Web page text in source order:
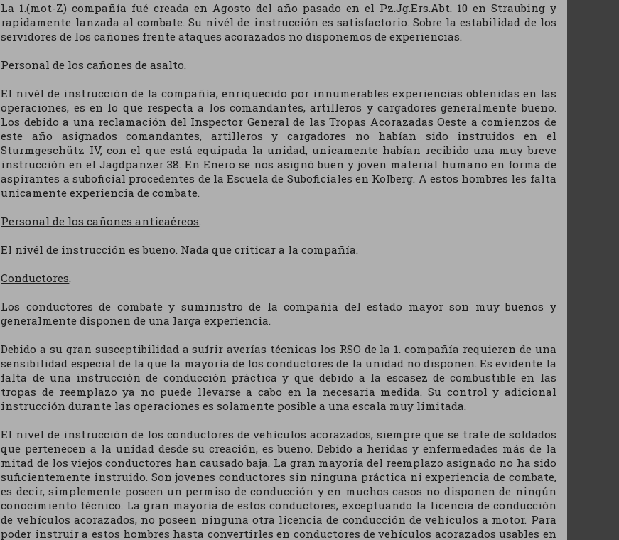
La 1.(mot-Z) compañía fué creada en Agosto del año pasado en el Pz.Jg.Ers.Abt. 10 en Straubing y
rapidamente lanzada al combate. Su nivél de instrucción es satisfactorio. Sobre la estabilidad de los
servidores de los cañones frente ataques acorazados no disponemos de experiencias.
Personal de los cañones de asalto.
El nivél de instrucción de la compañía, enriquecido por innumerables experiencias obtenidas en las
operaciones, es en lo que respecta a los comandantes, artilleros y cargadores generalmente bueno.
Los debido a una reclamación del Inspector General de las Tropas Acorazadas Oeste a comienzos de
este año asignados comandantes, artilleros y cargadores no habían sido instruidos en el
Sturmgeschütz IV, con el que está equipada la unidad, unicamente habían recibido una muy breve
instrucción en el Jagdpanzer 38. En Enero se nos asignó buen y joven material humano en forma de
aspirantes a suboficial procedentes de la Escuela de Suboficiales en Kolberg. A estos hombres les falta
unicamente experiencia de combate.
Personal de los cañones antieaéreos.
El nivél de instrucción es bueno. Nada que criticar a la compañía.
Conductores.
Los conductores de combate y suministro de la compañía del estado mayor son muy buenos y
generalmente disponen de una larga experiencia.
Debido a su gran susceptibilidad a sufrir averías técnicas los RSO de la 1. compañía requieren de una
sensibilidad especial de la que la mayoría de los conductores de la unidad no disponen. Es evidente la
falta de una instrucción de conducción práctica y que debido a la escasez de combustible en las
tropas de reemplazo ya no puede llevarse a cabo en la necesaria medida. Su control y adicional
instrucción durante las operaciones es solamente posible a una escala muy limitada.
El nivel de instrucción de los conductores de vehículos acorazados, siempre que se trate de soldados
que pertenecen a la unidad desde su creación, es bueno. Debido a heridas y enfermedades más de la
mitad de los viejos conductores han causado baja. La gran mayoría del reemplazo asignado no ha sido
suficientemente instruido. Son jovenes conductores sin ninguna práctica ni experiencia de combate,
es decir, simplemente poseen un permiso de conducción y en muchos casos no disponen de ningún
conocimiento técnico. La gran mayoría de estos conductores, exceptuando la licencia de conducción
de vehículos acorazados, no poseen ninguna otra licencia de conducción de vehículos a motor. Para
poder instruir a estos hombres hasta convertirles en conductores de vehículos acorazados usables en